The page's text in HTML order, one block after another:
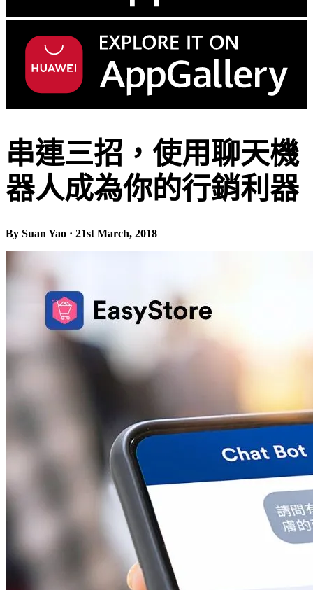
串連三招，使用聊天機
器人成為你的行銷利器
By Suan Yao · 21st March, 2018